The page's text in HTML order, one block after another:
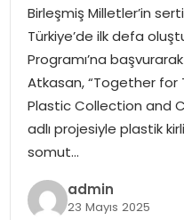
MAGAZIN
DÜNYA
OTOMOBIL
Birleşmiş Milletler’in
Türkiye’de ilk defa
Programı’na
Atkasan, “Together
Plastic Collection and
adlı projesiyle plastik
somut…
admin
23 Mayıs 2025